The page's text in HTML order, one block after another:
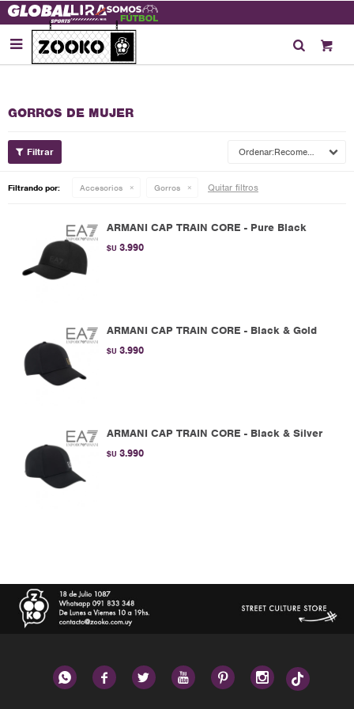

GORROS DE MUJER
Recomendados
Filtrando por: Accesorios Gorros Quitar filtros
ARMANI CAP TRAIN CORE - Pure Black
$U 3.990
ARMANI CAP TRAIN CORE - Black & Gold
$U 3.990
ARMANI CAP TRAIN CORE - Black & Silver
$U 3.990
     